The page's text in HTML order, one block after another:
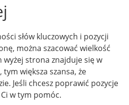
słów kluczowych i pozycji
można szacować wielkość
strona znajduje się w
większa szansa, że
Jeśli chcesz poprawić pozycje
w tym pomóc.